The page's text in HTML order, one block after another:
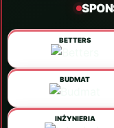
BETTERS
BUDMAT
INŻYNIERIA